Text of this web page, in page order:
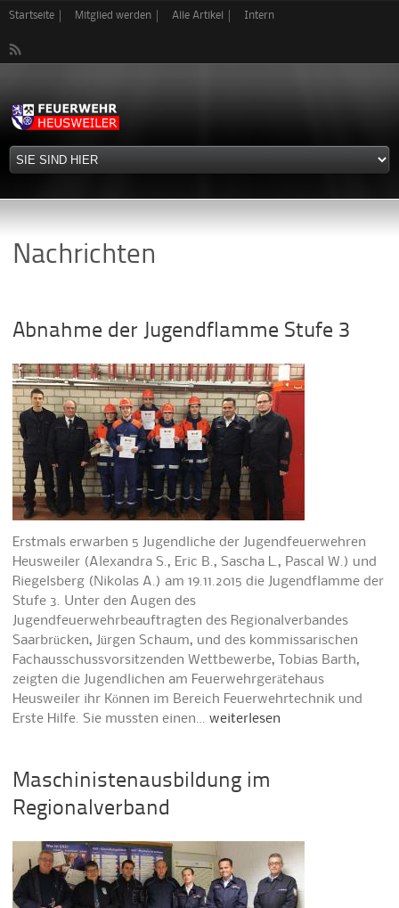
Direkt
Startseite Mitglied werden Alle Artikel Intern
Nachrichten
Abnahme der Jugendflamme Stufe 3
Erstmals erwarben 5 Jugendliche der Jugendfeuerwehren
Heusweiler (Alexandra S., Eric B., Sascha L., Pascal W.) und
Riegelsberg (Nikolas A.) am 19.11.2015 die Jugendflamme der
Stufe 3. Unter den Augen des
Jugendfeuerwehrbeauftragten des Regionalverbandes
Saarbrücken, Jürgen Schaum, und des kommissarischen
Fachausschussvorsitzenden Wettbewerbe, Tobias Barth,
zeigten die Jugendlichen am Feuerwehrgerätehaus
Heusweiler ihr Können im Bereich Feuerwehrtechnik und
Erste Hilfe. Sie mussten einen…weiterlesen
Maschinistenausbildung im
Regionalverband